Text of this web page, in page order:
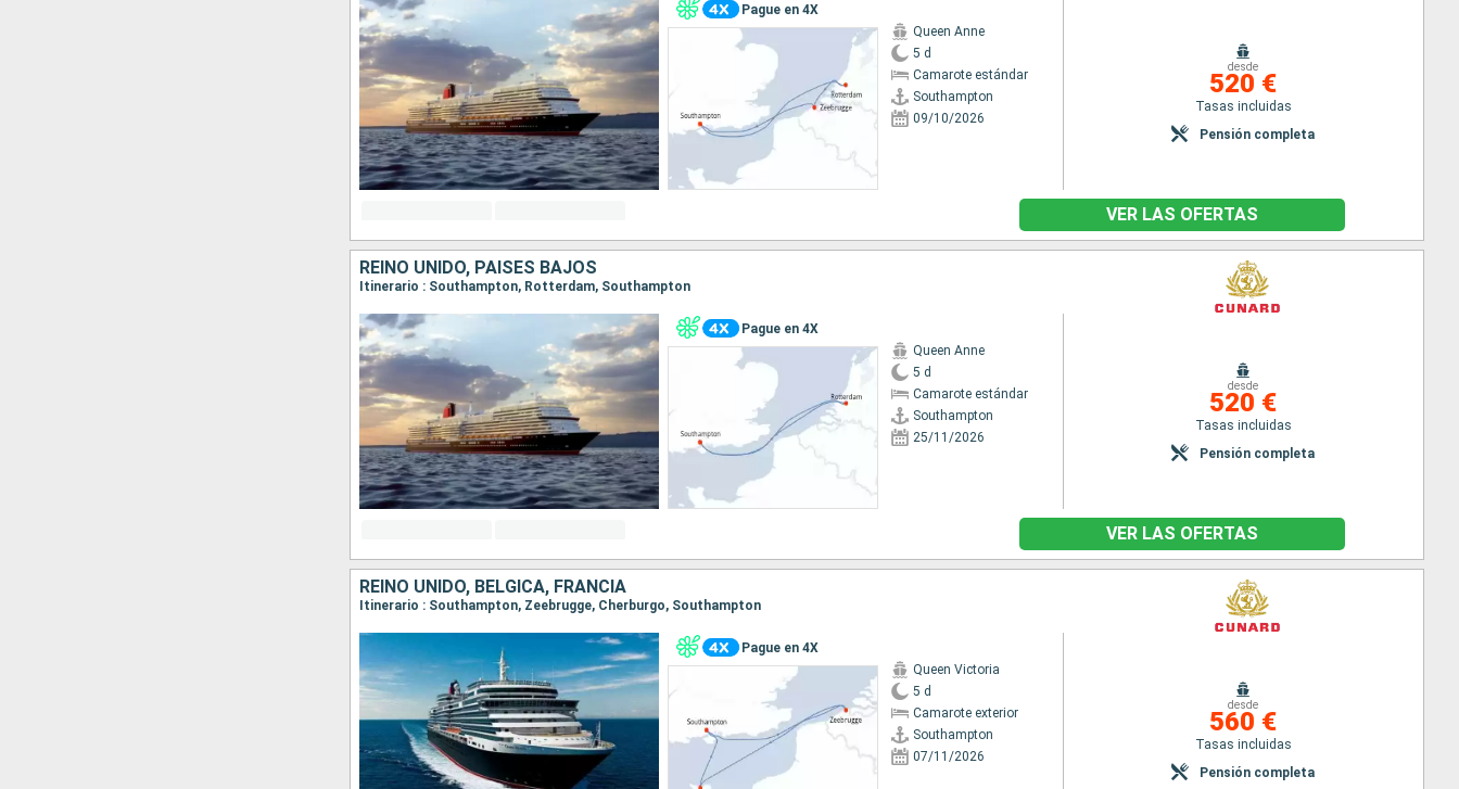
Pague en 4X
Queen Anne
5 d
Camarote estándar
Southampton
09/10/2026
desde
520 €
Tasas incluidas
Pensión completa
VER LAS OFERTAS
REINO UNIDO, PAISES BAJOS
Itinerario : Southampton, Rotterdam, Southampton
Pague en 4X
Queen Anne
5 d
Camarote estándar
Southampton
25/11/2026
desde
520 €
Tasas incluidas
Pensión completa
VER LAS OFERTAS
REINO UNIDO, BÉLGICA, FRANCIA
Itinerario : Southampton, Zeebrugge, Cherburgo, Southampton
Pague en 4X
Queen Victoria
5 d
Camarote exterior
Southampton
07/11/2026
desde
560 €
Tasas incluidas
Pensión completa